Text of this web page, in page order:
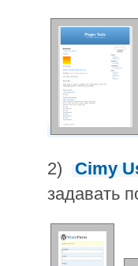
2)
Cimy
задавать